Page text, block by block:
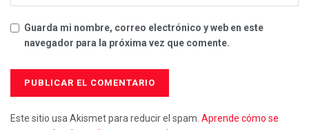
Guarda mi nombre, correo electrónico y web en este
navegador para la próxima vez que comente.
Este sitio usa Akismet para reducir el spam. Aprende cómo se